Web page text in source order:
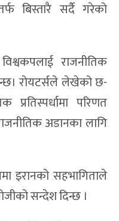
बिस्तारै सर्दै गरेको
राजनीतिक
रोयटर्सले लेखेको छ-
प्रतिस्पर्धामा परिणत
अडानका लागि
इरानको सहभागिताले
सन्देश दिन्छ ।